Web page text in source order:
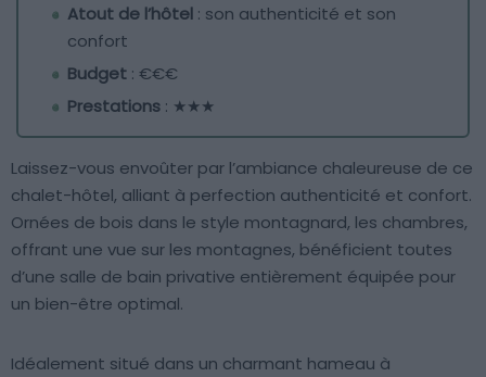
Atout de l’hôtel : son authenticité et son
confort
Budget : €€€
Prestations : ★★★
Laissez-vous envoûter par l’ambiance chaleureuse de ce
chalet-hôtel, alliant à perfection authenticité et confort.
Ornées de bois dans le style montagnard, les chambres,
offrant une vue sur les montagnes, bénéficient toutes
d’une salle de bain privative entièrement équipée pour
un bien-être optimal.
Idéalement situé dans un charmant hameau à